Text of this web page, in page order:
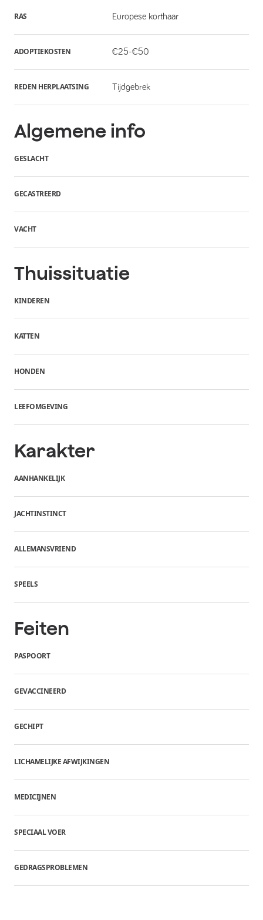
RAS Europese korthaar
ADOPTIEKOSTEN €25-€50
REDEN HERPLAATSING Tijdgebrek
Algemene info
GESLACHT
GECASTREERD
VACHT
Thuissituatie
KINDEREN
KATTEN
HONDEN
LEEFOMGEVING
Karakter
AANHANKELIJK
JACHTINSTINCT
ALLEMANSVRIEND
SPEELS
Feiten
PASPOORT
GEVACCINEERD
GECHIPT
LICHAMELIJKE AFWIJKINGEN
MEDICIJNEN
SPECIAAL VOER
GEDRAGSPROBLEMEN